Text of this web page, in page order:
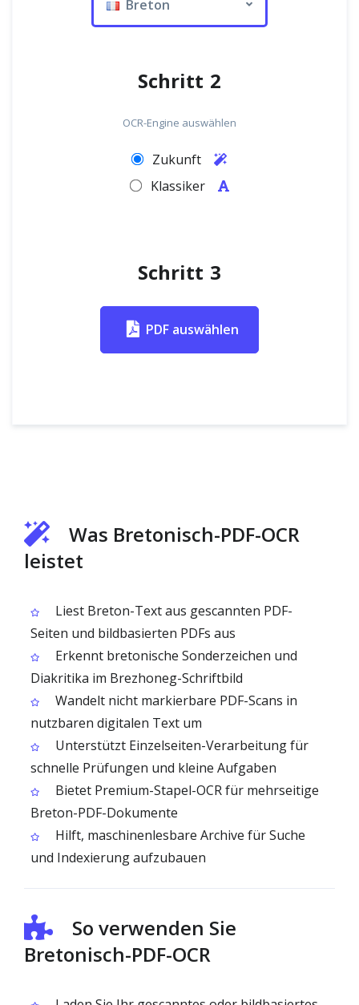
Breton
Schritt 2
OCR-Engine auswählen
Zukunft
Klassiker
Schritt 3
PDF auswählen
Was Bretonisch-PDF-OCR
leistet
Liest Breton-Text aus gescannten PDF-
Seiten und bildbasierten PDFs aus
Erkennt bretonische Sonderzeichen und
Diakritika im Brezhoneg-Schriftbild
Wandelt nicht markierbare PDF-Scans in
nutzbaren digitalen Text um
Unterstützt Einzelseiten-Verarbeitung für
schnelle Prüfungen und kleine Aufgaben
Bietet Premium-Stapel-OCR für mehrseitige
Breton-PDF-Dokumente
Hilft, maschinenlesbare Archive für Suche
und Indexierung aufzubauen
So verwenden Sie
Bretonisch-PDF-OCR